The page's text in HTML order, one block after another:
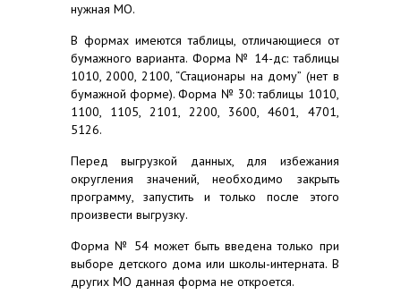
нужная МО.
В формах имеются таблицы, отличающиеся от
бумажного варианта. Форма № 14-дс: таблицы
1010, 2000, 2100, “Стационары на дому” (нет в
бумажной форме). Форма № 30: таблицы 1010,
1100, 1105, 2101, 2200, 3600, 4601, 4701,
5126.
Перед выгрузкой данных, для избежания
округления значений, необходимо закрыть
программу, запустить и только после этого
произвести выгрузку.
Форма № 54 может быть введена только при
выборе детского дома или школы-интерната. В
других МО данная форма не откроется.